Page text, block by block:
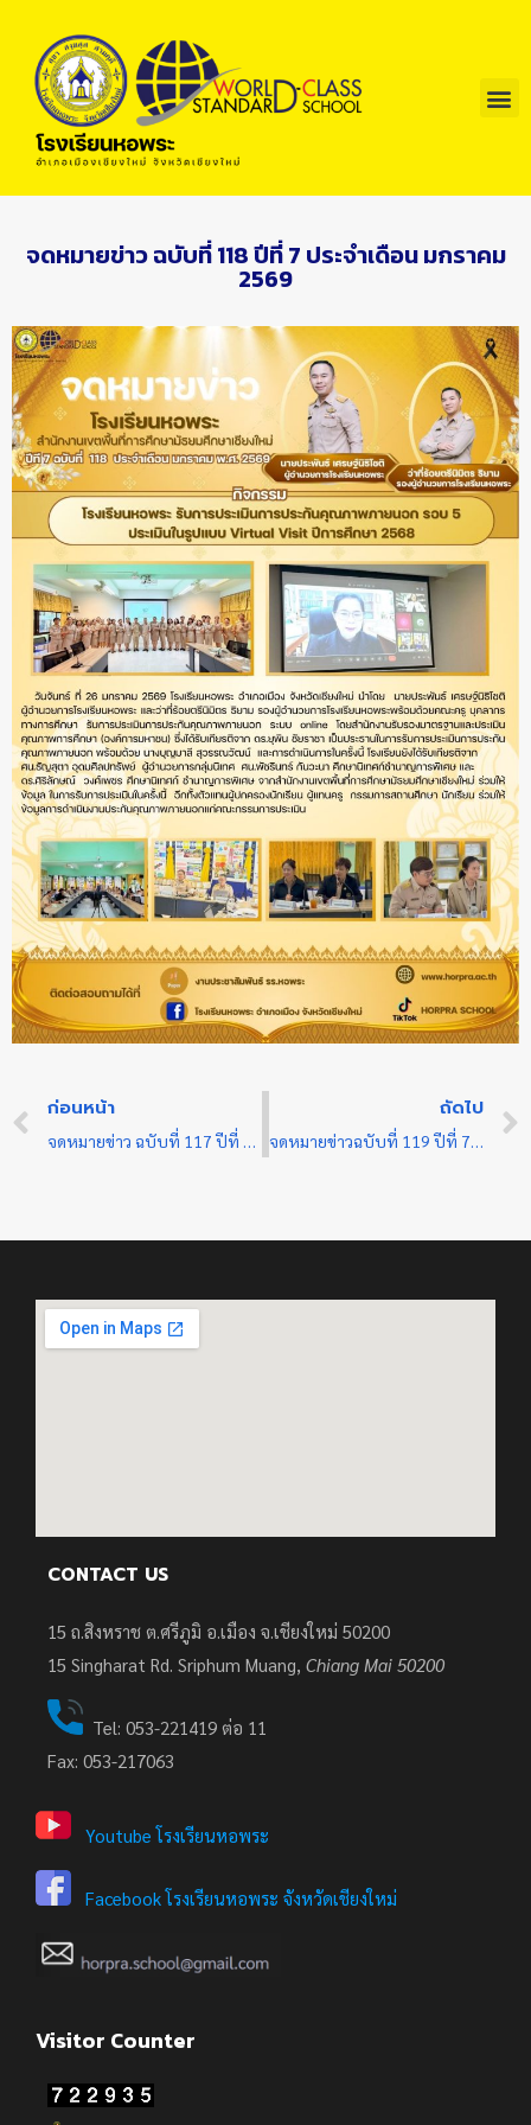
จดหมายข่าว ฉบับที่ 118 ปีที่ 7 ประจำเดือน มกราคม
2569
ก่อนหน้า
จดหมายข่าว ฉบับที่ 117 ปีที่ 7 ประจำเดือน มกราคม 2569
ถัดไป
จดหมายข่าวฉบับที่ 119 ปีที่ 7 ประจำเดือนกุมภาพันธ์ 2569
CONTACT US
15 ถ.สิงหราช ต.ศรีภูมิ อ.เมือง จ.เชียงใหม่ 50200
15 Singharat Rd. Sriphum Muang, Chiang Mai 50200
Tel: 053-221419 ต่อ 11
Fax: 053-217063
Youtube โรงเรียนหอพระ
Facebook โรงเรียนหอพระ จังหวัดเชียงใหม่
Visitor Counter